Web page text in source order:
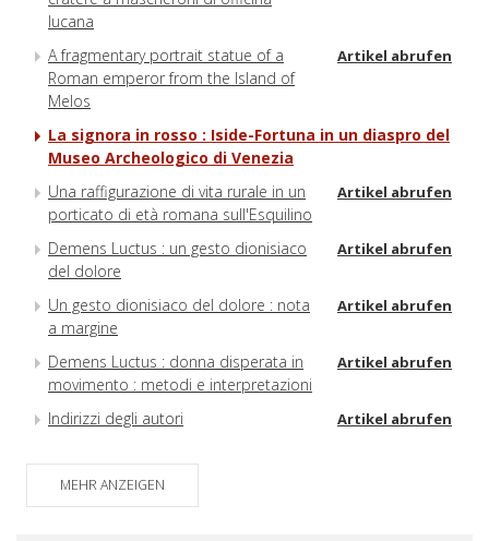
lucana
A fragmentary portrait statue of a
Roman emperor from the Island of
Melos
Artikel abrufen
La signora in rosso : Iside-Fortuna in un diaspro del
Museo Archeologico di Venezia
Una raffigurazione di vita rurale in un
porticato di età romana sull'Esquilino
Artikel abrufen
Demens Luctus : un gesto dionisiaco
del dolore
Artikel abrufen
Un gesto dionisiaco del dolore : nota
a margine
Artikel abrufen
Demens Luctus : donna disperata in
movimento : metodi e interpretazioni
Artikel abrufen
Indirizzi degli autori Artikel abrufen
MEHR ANZEIGEN